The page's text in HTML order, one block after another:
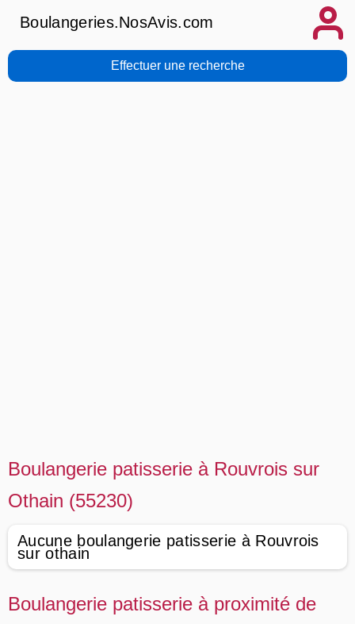
Boulangeries.NosAvis.com
Effectuer une recherche
Boulangerie patisserie à Rouvrois sur
Othain (55230)
Aucune boulangerie patisserie à Rouvrois
sur othain
Boulangerie patisserie à proximité de